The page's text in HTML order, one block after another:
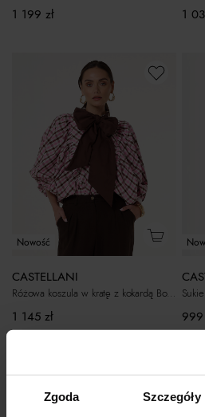
Zgoda Szczegóły
1 199 zł 1
Nowość
CASTELLANI
Różowa koszula w kratę z kokardą Bosca
1 145 zł 999